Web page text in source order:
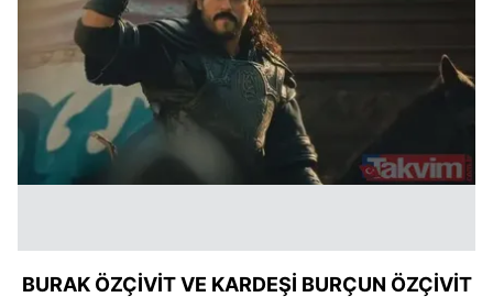
BURAK ÖZÇİVİT VE KARDEŞİ BURÇUN ÖZÇİVİT